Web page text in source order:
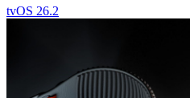
tvOS 26.2